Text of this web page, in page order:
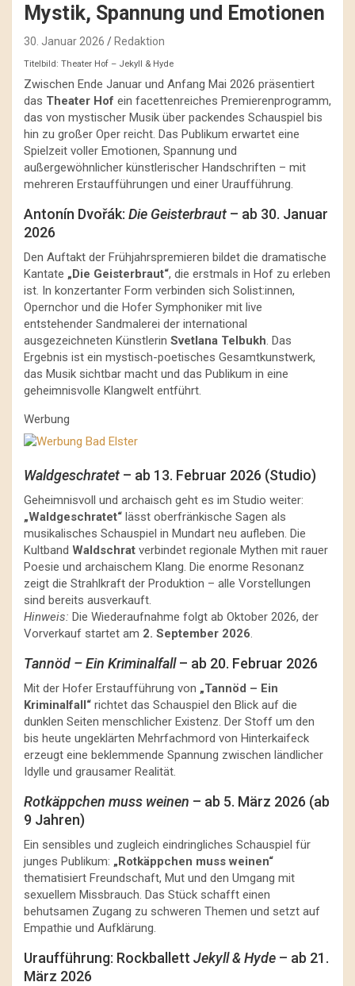
Mystik, Spannung und Emotionen
30. Januar 2026 Redaktion
Titelbild: Theater Hof – Jekyll & Hyde
Zwischen Ende Januar und Anfang Mai 2026 präsentiert
das Theater Hof ein facettenreiches Premierenprogramm,
das von mystischer Musik über packendes Schauspiel bis
hin zu großer Oper reicht. Das Publikum erwartet eine
Spielzeit voller Emotionen, Spannung und
außergewöhnlicher künstlerischer Handschriften – mit
mehreren Erstaufführungen und einer Uraufführung.
Antonín Dvořák: Die Geisterbraut – ab 30. Januar
2026
Den Auftakt der Frühjahrspremieren bildet die dramatische
Kantate „Die Geisterbraut“, die erstmals in Hof zu erleben
ist. In konzertanter Form verbinden sich Solist:innen,
Opernchor und die Hofer Symphoniker mit live
entstehender Sandmalerei der international
ausgezeichneten Künstlerin Svetlana Telbukh. Das
Ergebnis ist ein mystisch-poetisches Gesamtkunstwerk,
das Musik sichtbar macht und das Publikum in eine
geheimnisvolle Klangwelt entführt.
Werbung
Waldgeschratet – ab 13. Februar 2026 (Studio)
Geheimnisvoll und archaisch geht es im Studio weiter:
„Waldgeschratet“ lässt oberfränkische Sagen als
musikalisches Schauspiel in Mundart neu aufleben. Die
Kultband Waldschrat verbindet regionale Mythen mit rauer
Poesie und archaischem Klang. Die enorme Resonanz
zeigt die Strahlkraft der Produktion – alle Vorstellungen
sind bereits ausverkauft.
Hinweis: Die Wiederaufnahme folgt ab Oktober 2026, der
Vorverkauf startet am 2. September 2026.
Tannöd – Ein Kriminalfall– ab 20. Februar 2026
Mit der Hofer Erstaufführung von „Tannöd – Ein
Kriminalfall“ richtet das Schauspiel den Blick auf die
dunklen Seiten menschlicher Existenz. Der Stoff um den
bis heute ungeklärten Mehrfachmord von Hinterkaifeck
erzeugt eine beklemmende Spannung zwischen ländlicher
Idylle und grausamer Realität.
Rotkäppchen muss weinen – ab 5. März 2026 (ab
9 Jahren)
Ein sensibles und zugleich eindringliches Schauspiel für
junges Publikum: „Rotkäppchen muss weinen“
thematisiert Freundschaft, Mut und den Umgang mit
sexuellem Missbrauch. Das Stück schafft einen
behutsamen Zugang zu schweren Themen und setzt auf
Empathie und Aufklärung.
Uraufführung: Rockballett Jekyll & Hyde – ab 21.
März 2026